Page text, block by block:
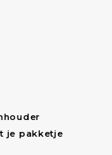
je pakketje